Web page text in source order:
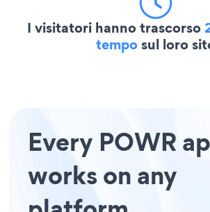
I visitatori hanno trascorso
temposul loro
Every POWR
works on any